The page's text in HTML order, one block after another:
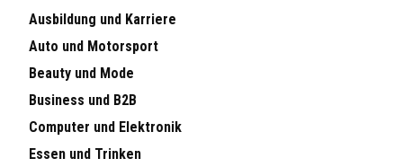
Ausbildung und Karriere
Auto und Motorsport
Beauty und Mode
Business und B2B
Computer und Elektronik
Essen und Trinken